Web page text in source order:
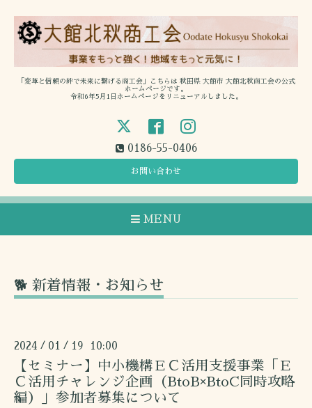
「変革と信頼の絆で未来に繋げる商工会」こちらは 秋田県 大館市 大館北秋商工会の公式
ホームページです。
令和6年5月1日ホームページをリニューアルしました。
0186-55-0406
お問い合わせ
MENU
🐕 新着情報・お知らせ
2024 / 01 / 19 10:00
【セミナー】中小機構ＥＣ活用支援事業「Ｅ
Ｃ活用チャレンジ企画（BtoB×BtoC同時攻略
編）」参加者募集について